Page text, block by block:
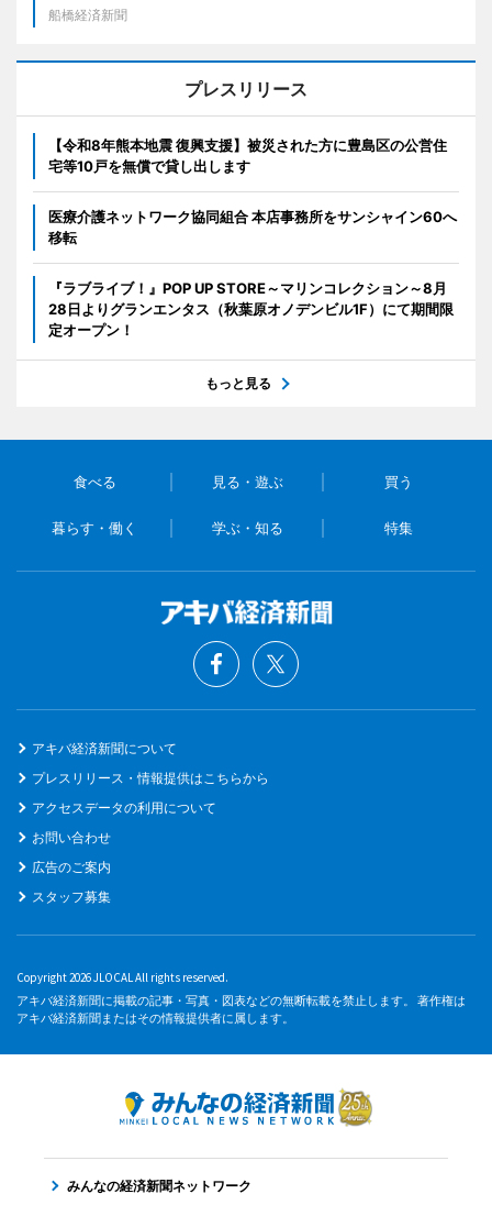
船橋経済新聞
プレスリリース
【令和8年熊本地震 復興支援】被災された方に豊島区の公営住
宅等10戸を無償で貸し出します
医療介護ネットワーク協同組合 本店事務所をサンシャイン60へ
移転
『ラブライブ！』POP UP STORE～マリンコレクション～8月
28日よりグランエンタス（秋葉原オノデンビル1F）にて期間限
定オープン！
もっと見る
食べる 見る・遊ぶ 買う
暮らす・働く 学ぶ・知る 特集
アキバ経済新聞について
プレスリリース・情報提供はこちらから
アクセスデータの利用について
お問い合わせ
広告のご案内
スタッフ募集
Copyright 2026 JLOCAL All rights reserved.
アキバ経済新聞に掲載の記事・写真・図表などの無断転載を禁止します。 著作権は
アキバ経済新聞またはその情報提供者に属します。
みんなの経済新聞ネットワーク